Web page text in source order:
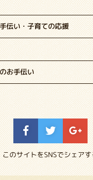
伝い・子育ての応援
お手伝い
このサイトをSNSでシェア